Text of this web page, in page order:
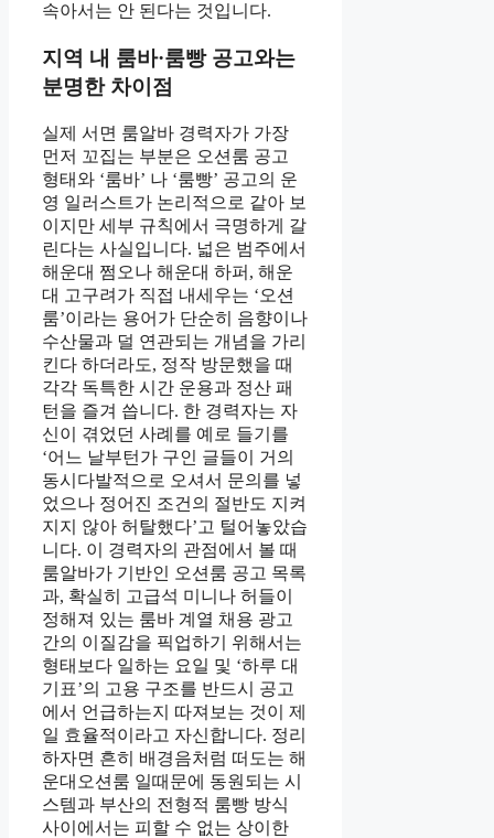
속아서는 안 된다는 것입니다.
지역 내 룸바·룸빵 공고와는
분명한 차이점
실제 서면 룸알바 경력자가 가장
먼저 꼬집는 부분은 오션룸 공고
형태와 ‘룸바’ 나 ‘룸빵’ 공고의 운
영 일러스트가 논리적으로 같아 보
이지만 세부 규칙에서 극명하게 갈
린다는 사실입니다. 넓은 범주에서
해운대 쩜오나 해운대 하퍼, 해운
대 고구려가 직접 내세우는 ‘오션
룸’이라는 용어가 단순히 음향이나
수산물과 덜 연관되는 개념을 가리
킨다 하더라도, 정작 방문했을 때
각각 독특한 시간 운용과 정산 패
턴을 즐겨 씁니다. 한 경력자는 자
신이 겪었던 사례를 예로 들기를
‘어느 날부턴가 구인 글들이 거의
동시다발적으로 오셔서 문의를 넣
었으나 정어진 조건의 절반도 지켜
지지 않아 허탈했다’고 털어놓았습
니다. 이 경력자의 관점에서 볼 때
룸알바가 기반인 오션룸 공고 목록
과, 확실히 고급석 미니나 허들이
정해져 있는 룸바 계열 채용 광고
간의 이질감을 픽업하기 위해서는
형태보다 일하는 요일 및 ‘하루 대
기표’의 고용 구조를 반드시 공고
에서 언급하는지 따져보는 것이 제
일 효율적이라고 자신합니다. 정리
하자면 흔히 배경음처럼 떠도는 해
운대오션룸 일때문에 동원되는 시
스템과 부산의 전형적 룸빵 방식
사이에서는 피할 수 없는 상이한